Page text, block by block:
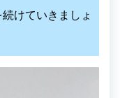
けていきましょ